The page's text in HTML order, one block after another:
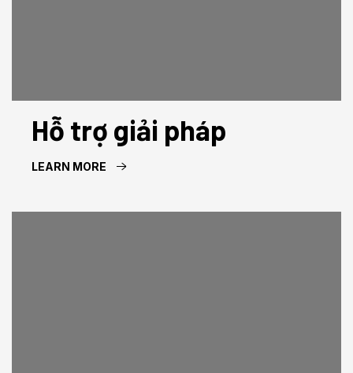
Hỗ trợ giải pháp
LEARN MORE